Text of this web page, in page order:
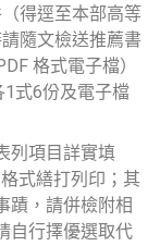
得逕至本部高等
隨文檢送推薦書
格式電子檔）
式6份及電子檔
列項目詳實填
格式繕打列印；其
蹟，請併檢附相
自行擇優選取代